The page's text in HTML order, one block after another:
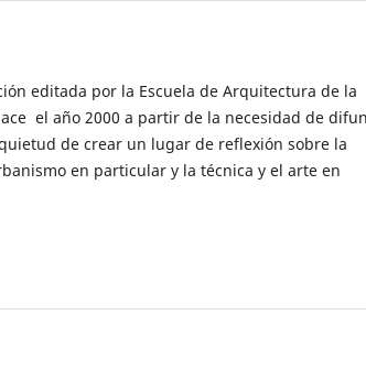
editada por la Escuela de Arquitectura de la
el año 2000 a partir de la necesidad de
de crear un lugar de reflexión sobre la
en particular y la técnica y el arte en